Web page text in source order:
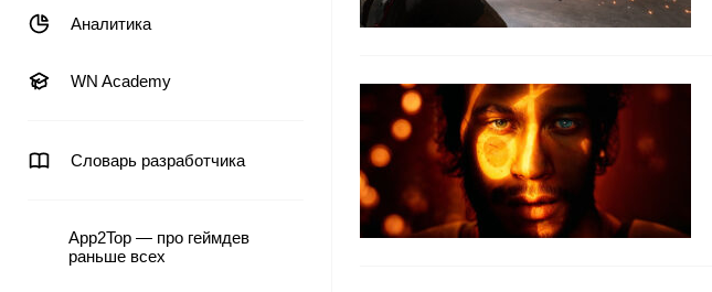
Аналитика
WN Academy
Словарь разработчика
App2Top — про геймдев
раньше всех